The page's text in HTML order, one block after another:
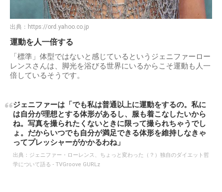
出典： https://ord.yahoo.co.jp
運動を人一倍する
「標準」体型ではないと感じているというジェニファーロー
レンスさんは、脚光を浴びる世界にいるからこそ運動も人一
倍しているそうです。
ジェニファーは「でも私は普通以上に運動をするの。私に
は自分が理想とする体形があるし、服も着こなしたいから
ね。写真を撮られたくないときに限って撮られちゃうでし
ょ。だからいつでも自分が満足できる体形を維持しなきゃ
ってプレッシャーがかかるわね」
出典： ジェニファー・ローレンス、ちょっと変わった（？）独自のダイエット哲
学について語る - TVGroove GURLz